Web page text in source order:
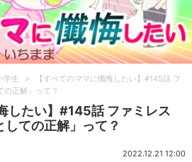
学生 >
【すべてのママに懺悔したい】#145話 フ
の正解」って？
したい】#145話 ファミレス
ての正解」って？
2022.12.21 12:00